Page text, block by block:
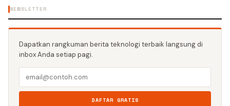
NEWSLETTER
Dapatkan rangkuman berita teknologi terbaik langsung di
inbox Anda setiap pagi.
DAFTAR GRATIS